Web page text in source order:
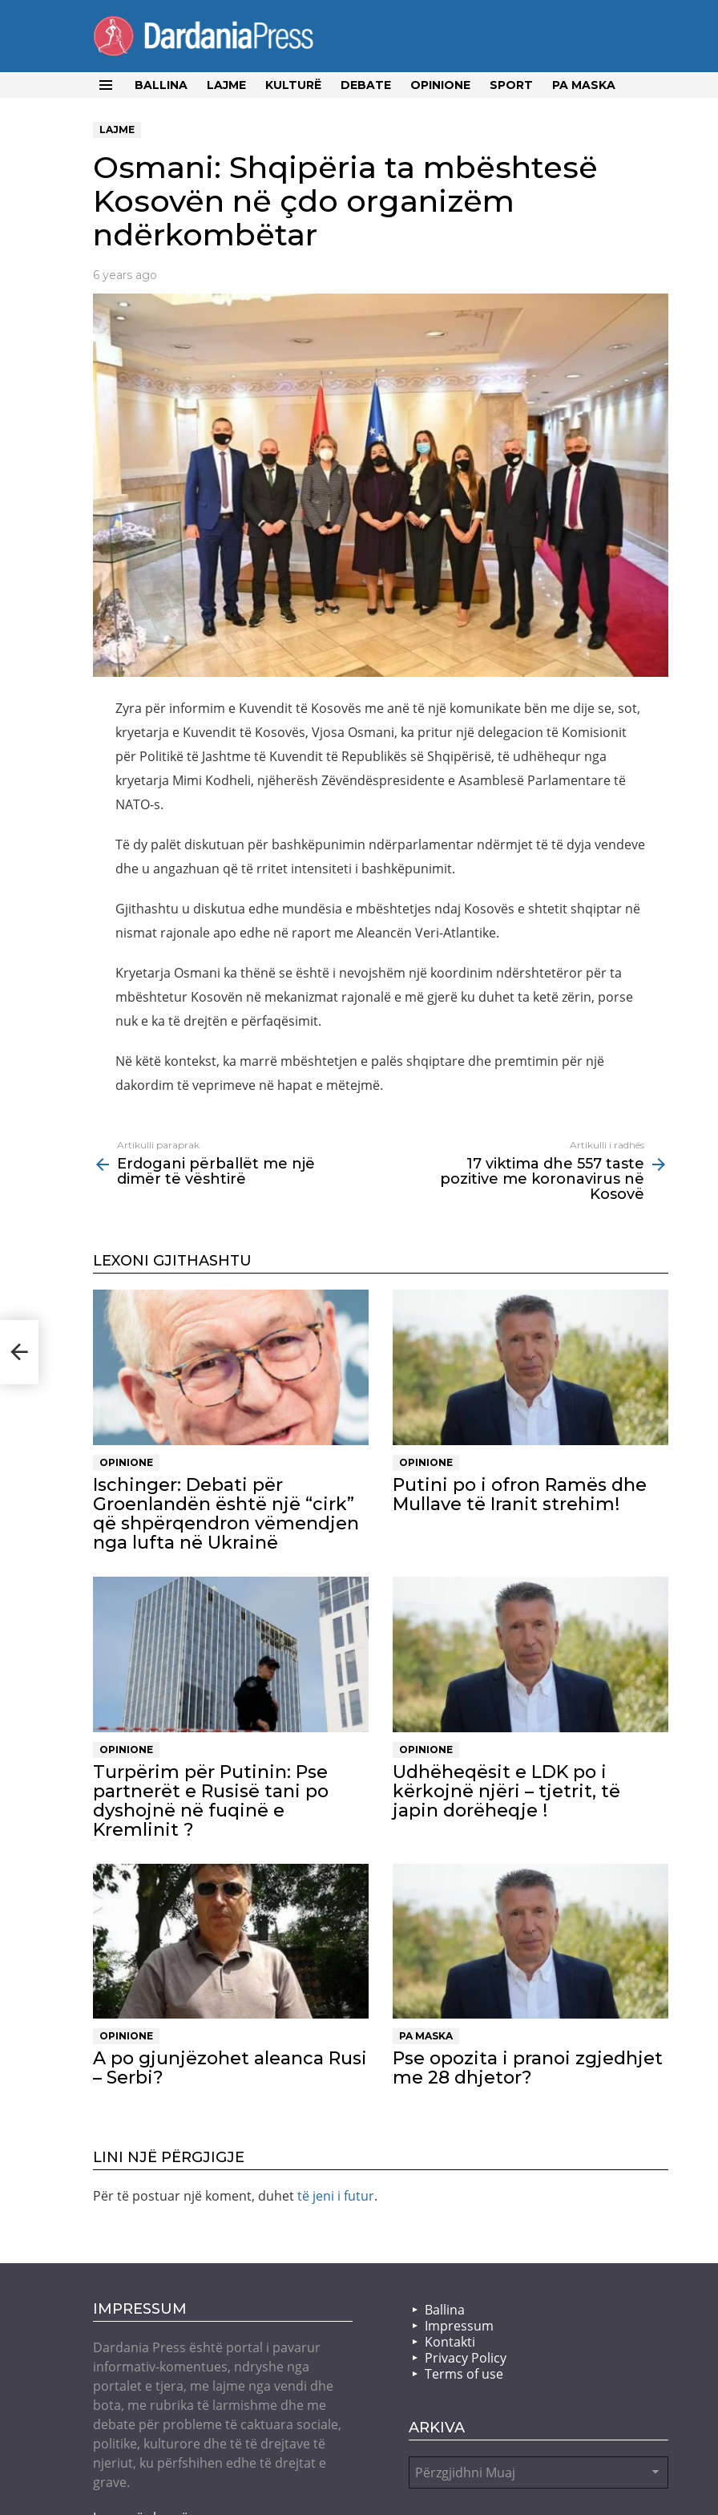
BALLINA LAJME KULTURË DEBATE OPINIONE SPORT PA MASKA
LAJME
Osmani: Shqipëria ta mbështesë
Kosovën në çdo organizëm
ndërkombëtar
6 years ago
Zyra për informim e Kuvendit të Kosovës me anë të një komunikate bën me dije se, sot,
kryetarja e Kuvendit të Kosovës, Vjosa Osmani, ka pritur një delegacion të Komisionit
për Politikë të Jashtme të Kuvendit të Republikës së Shqipërisë, të udhëhequr nga
kryetarja Mimi Kodheli, njëherësh Zëvëndëspresidente e Asamblesë Parlamentare të
NATO-s.
Të dy palët diskutuan për bashkëpunimin ndërparlamentar ndërmjet të të dyja vendeve
dhe u angazhuan që të rritet intensiteti i bashkëpunimit.
Gjithashtu u diskutua edhe mundësia e mbështetjes ndaj Kosovës e shtetit shqiptar në
nismat rajonale apo edhe në raport me Aleancën Veri-Atlantike.
Kryetarja Osmani ka thënë se është i nevojshëm një koordinim ndërshtetëror për ta
mbështetur Kosovën në mekanizmat rajonalë e më gjerë ku duhet ta ketë zërin, porse
nuk e ka të drejtën e përfaqësimit.
Në këtë kontekst, ka marrë mbështetjen e palës shqiptare dhe premtimin për një
dakordim të veprimeve në hapat e mëtejmë.
more
Artikulli paraprak
Erdogani përballët me një
dimër të vështirë
Artikulli i radhës
17 viktima dhe 557 taste
pozitive me koronavirus në
Kosovë
LEXONI GJITHASHTU
OPINIONE
Ischinger: Debati për
Groenlandën është një “cirk”
që shpërqendron vëmendjen
nga lufta në Ukrainë
OPINIONE
Putini po i ofron Ramës dhe
Mullave të Iranit strehim!
OPINIONE
Turpërim për Putinin: Pse
partnerët e Rusisë tani po
dyshojnë në fuqinë e
Kremlinit ?
OPINIONE
Udhëheqësit e LDK po i
kërkojnë njëri – tjetrit, të
japin dorëheqje !
OPINIONE
A po gjunjëzohet aleanca Rusi
– Serbi?
PA MASKA
Pse opozita i pranoi zgjedhjet
me 28 dhjetor?
LINI NJË PËRGJIGJE
Për të postuar një koment, duhettë jeni i futur.
IMPRESSUM
Dardania Press është portal i pavarur
informativ-komentues, ndryshe nga
portalet e tjera, me lajme nga vendi dhe
bota, me rubrika të larmishme dhe me
debate për probleme të caktuara sociale,
politike, kulturore dhe të të drejtave të
njeriut, ku përfshihen edhe të drejtat e
grave.
Ballina
Impressum
Kontakti
Privacy Policy
Terms of use
ARKIVA